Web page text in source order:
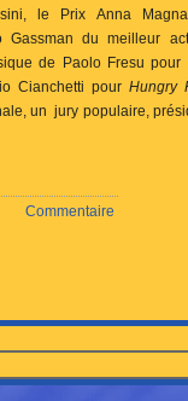
le Prix Anna
du meilleur
de Paolo Fresu pour
Cianchetti pourHungry
un jury populaire,
Commentaire